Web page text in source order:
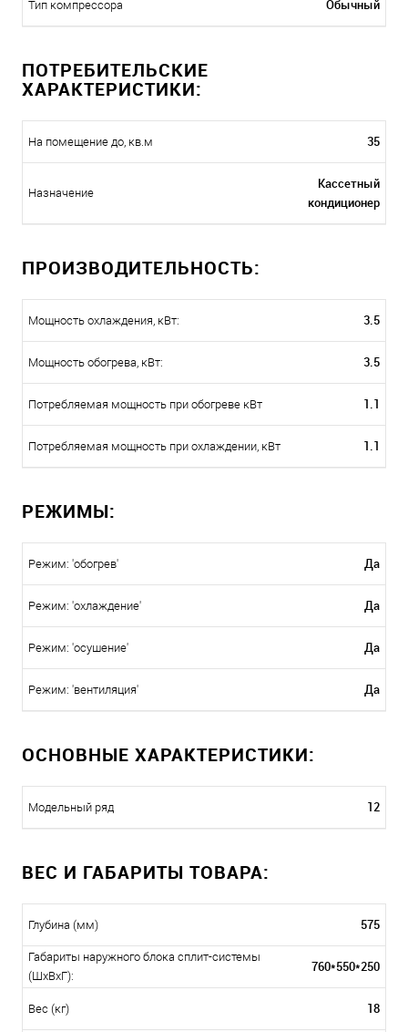
Тип компрессора Обычный
ПОТРЕБИТЕЛЬСКИЕ
ХАРАКТЕРИСТИКИ:
На помещение до, кв.м 35
Назначение
Кассетный
кондиционер
ПРОИЗВОДИТЕЛЬНОСТЬ:
Мощность охлаждения, кВт: 3.5
Мощность обогрева, кВт: 3.5
Потребляемая мощность при обогреве кВт 1.1
Потребляемая мощность при охлаждении, кВт 1.1
РЕЖИМЫ:
Режим: 'обогрев' Да
Режим: 'охлаждение' Да
Режим: 'осушение' Да
Режим: 'вентиляция' Да
ОСНОВНЫЕ ХАРАКТЕРИСТИКИ:
Модельный ряд 12
ВЕС И ГАБАРИТЫ ТОВАРА:
Глубина (мм) 575
Габариты наружного блока сплит-системы
(ШxВxГ):
760*550*250
Вес (кг) 18